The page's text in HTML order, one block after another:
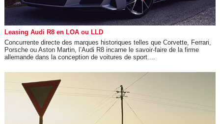
Leasing Audi R8 en LOA ou LLD
Concurrente directe des marques historiques telles que Corvette, Ferrari,
Porsche ou Aston Martin, l’Audi R8 incarne le savoir-faire de la firme
allemande dans la conception de voitures de sport....